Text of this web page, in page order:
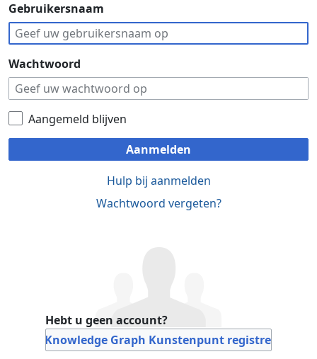
Ga naar:navigatie,
Gebruikersnaam
Wachtwoord
Aangemeld blijven
Aanmelden
Hulp bij aanmelden
Wachtwoord vergeten?
Hebt u geen account?
Bij Knowledge Graph Kunstenpunt registreren